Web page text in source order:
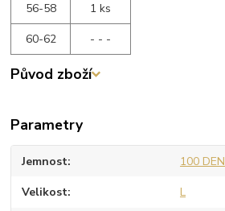
56-58
1 ks
60-62
- - -
Původ zboží
Parametry
Jemnost 100 DEN
Velikost L